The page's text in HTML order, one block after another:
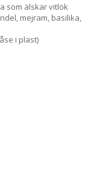
som älskar vitlök
mejram, basilika,
i plast)